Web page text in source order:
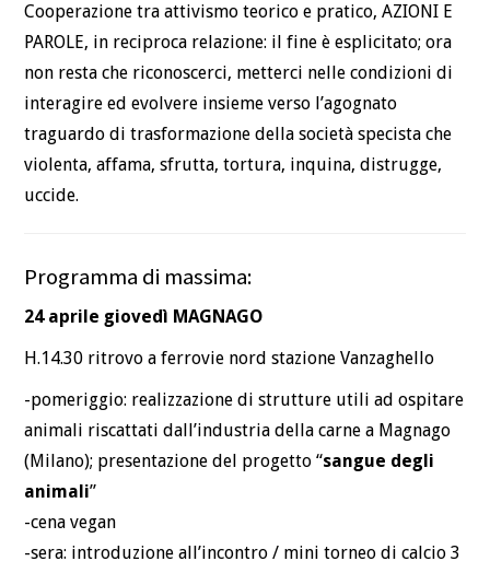
Cooperazione tra attivismo teorico e pratico, AZIONI E
PAROLE, in reciproca relazione: il fine è esplicitato; ora
non resta che riconoscerci, metterci nelle condizioni di
interagire ed evolvere insieme verso l’agognato
traguardo di trasformazione della società specista che
violenta, affama, sfrutta, tortura, inquina, distrugge,
uccide.
Programma di massima:
24 aprile giovedì MAGNAGO
H.14.30 ritrovo a ferrovie nord stazione Vanzaghello
-pomeriggio: realizzazione di strutture utili ad ospitare
animali riscattati dall’industria della carne a Magnago
(Milano); presentazione del progetto “sangue degli
animali”
-cena vegan
-sera: introduzione all’incontro / mini torneo di calcio 3